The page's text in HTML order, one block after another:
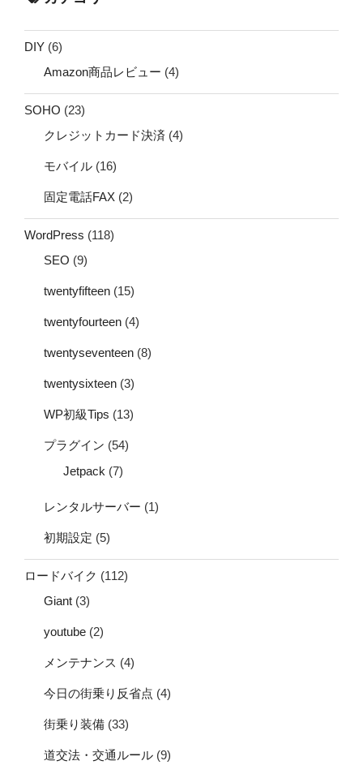
DIY (6)
Amazon商品レビュー (4)
SOHO (23)
クレジットカード決済 (4)
モバイル (16)
固定電話FAX (2)
WordPress (118)
SEO (9)
twentyfifteen (15)
twentyfourteen (4)
twentyseventeen (8)
twentysixteen (3)
WP初級Tips (13)
プラグイン (54)
Jetpack (7)
レンタルサーバー (1)
初期設定 (5)
ロードバイク (112)
Giant (3)
youtube (2)
メンテナンス (4)
今日の街乗り反省点 (4)
街乗り装備 (33)
道交法・交通ルール (9)